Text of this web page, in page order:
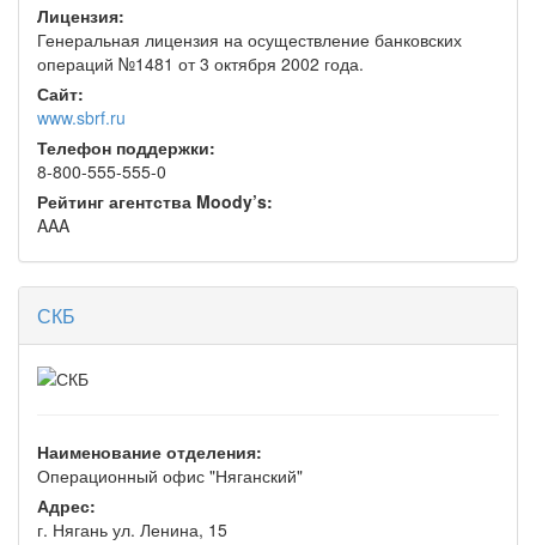
Лицензия:
Генеральная лицензия на осуществление банковских
операций №1481 от 3 октября 2002 года.
Сайт:
www.sbrf.ru
Телефон поддержки:
8-800-555-555-0
Рейтинг агентства Moody’s:
AAA
СКБ
Наименование отделения:
Операционный офис "Няганский"
Адрес:
г. Нягань ул. Ленина, 15